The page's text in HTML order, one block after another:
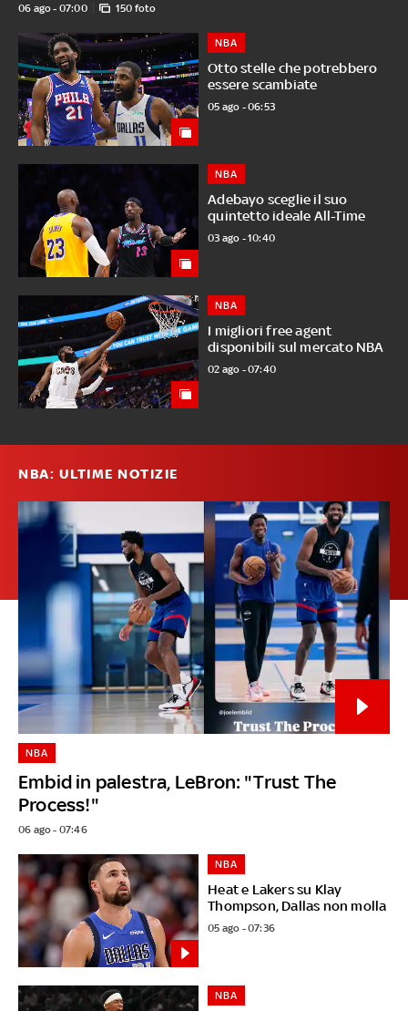
06 ago - 07:00 150 foto
Otto stelle che potrebbero
essere scambiate
NBA
05 ago - 06:53
Adebayo sceglie il suo
quintetto ideale All-Time
NBA
03 ago - 10:40
I migliori free agent
disponibili sul mercato NBA
NBA
02 ago - 07:40
NBA: ULTIME NOTIZIE
Embid in palestra, LeBron: "Trust The
Process!"
NBA
06 ago - 07:46
Heat e Lakers su Klay
Thompson, Dallas non molla
NBA
05 ago - 07:36
NBA